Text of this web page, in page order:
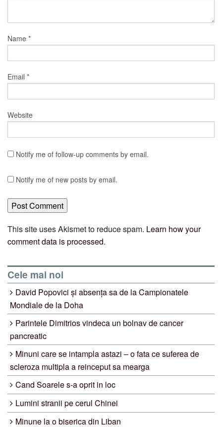
Name *
Email *
Website
Notify me of follow-up comments by email.
Notify me of new posts by email.
This site uses Akismet to reduce spam. Learn how your
comment data is processed.
Cele mai noi
David Popovici și absența sa de la Campionatele
Mondiale de la Doha
Parintele Dimitrios vindeca un bolnav de cancer
pancreatic
Minuni care se intampla astazi – o fata ce suferea de
scleroza multipla a reinceput sa mearga
Cand Soarele s-a oprit in loc
Lumini stranii pe cerul Chinei
Minune la o biserica din Liban